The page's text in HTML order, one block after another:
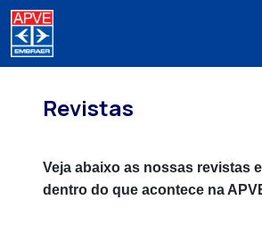
Revistas
Veja abaixo as nossas revistas
dentro do que acontece na